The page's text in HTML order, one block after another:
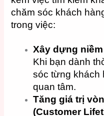
chăm sóc khách
trong việc:
Xây dựng
Khi bạn dành
sóc từng khách
quan tâm.
Tăng giá trị
(Customer